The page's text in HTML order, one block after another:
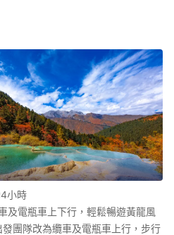
小時
及電瓶車上下行，輕鬆暢遊黃龍風
團隊改為纜車及電瓶車上行，步行